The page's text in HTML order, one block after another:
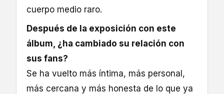
cuerpo medio raro.
Después de la exposición con este
álbum, ¿ha cambiado su relación con
sus fans?
Se ha vuelto más íntima, más personal,
más cercana y más honesta de lo que ya